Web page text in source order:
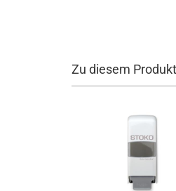
Zu diesem